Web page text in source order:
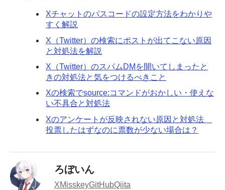
Xチャットのパスコードの設定方法をわかりや
すく解説
X（Twitter）の検索にポストが出てこない原因
と対処法を解説
X（Twitter）のスパムDMを開いてしまったと
きの対処法と気をつけるべきこと
Xの検索でsource:コマンドがおかしい・使えな
い不具合と対処法
Xのアンケートが反映されない原因と対処法
投票したはずなのに票数が少ない場合は？
ろぼいん
XMisskeyGitHubQiita